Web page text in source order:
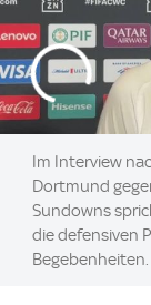
Im Interview
Dortmund
Sundowns
die defensiven
Begebenheiten.